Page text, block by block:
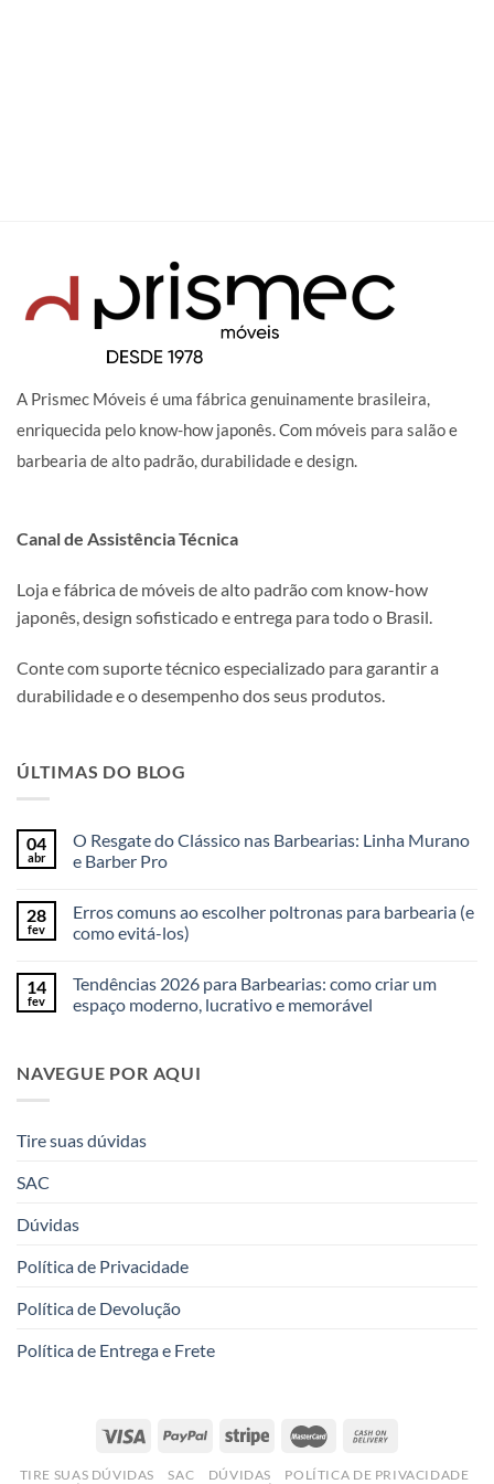
A Prismec Móveis é uma fábrica genuinamente brasileira,
enriquecida pelo know-how japonês. Com móveis para salão e
barbearia de alto padrão, durabilidade e design.
Canal de Assistência Técnica
Loja e fábrica de móveis de alto padrão com know-how
japonês, design sofisticado e entrega para todo o Brasil.
Conte com suporte técnico especializado para garantir a
durabilidade e o desempenho dos seus produtos.
ÚLTIMAS DO BLOG
04
abr
O Resgate do Clássico nas Barbearias: Linha Murano
e Barber Pro
28
fev
Erros comuns ao escolher poltronas para barbearia (e
como evitá-los)
14
fev
Tendências 2026 para Barbearias: como criar um
espaço moderno, lucrativo e memorável
NAVEGUE POR AQUI
Tire suas dúvidas
SAC
Dúvidas
Política de Privacidade
Política de Devolução
Política de Entrega e Frete
TIRE SUAS DÚVIDAS SAC DÚVIDAS
POLÍTICA DE PRIVACIDADE